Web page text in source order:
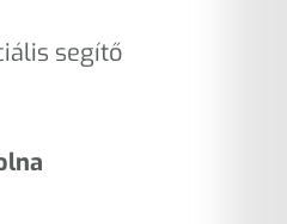
segítő